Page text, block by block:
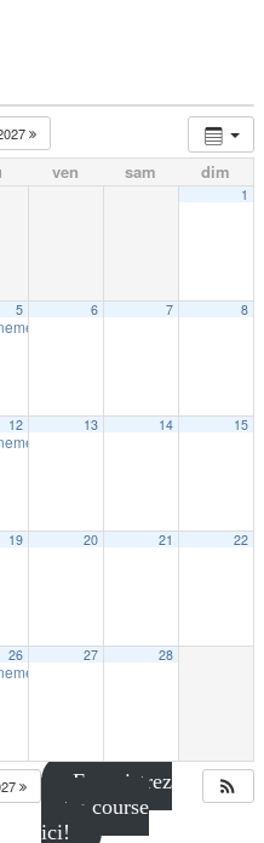
ven sam dim
1
5
intérieur à Shawinigan
6 7 8
12
intérieur à Shawinigan
13 14 15
19 20 21 22
26
intérieur à Shawinigan
27 28
Enregistrez
votre course
ici!